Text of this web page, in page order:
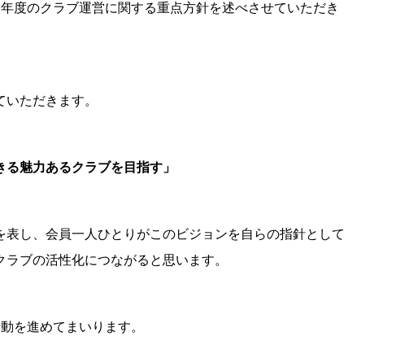
度のクラブ運営に関する重点方針を述べさせていただき
ただきます。
魅力あるクラブを目指す」
し、会員一人ひとりがこのビジョンを自らの指針として
ブの活性化につながると思います。
を進めてまいります。